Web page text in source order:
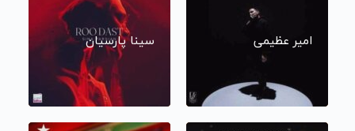
امیر عظیمی سینا پارسیان